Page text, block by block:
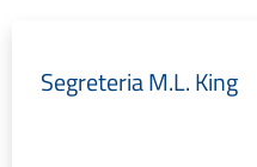
Segreteria M.L. King